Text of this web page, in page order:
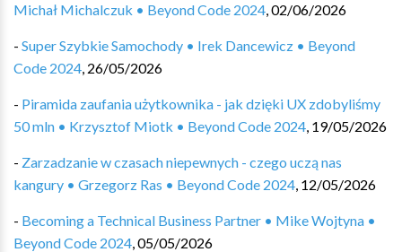
Michał Michalczuk • Beyond Code 2024,02/06/2026
- Super Szybkie Samochody • Irek Dancewicz • Beyond
Code 2024, 26/05/2026
- Piramida zaufania użytkownika - jak dzięki UX zdobyliśmy
50 mln • Krzysztof Miotk • Beyond Code 2024, 19/05/2026
- Zarzadzanie w czasach niepewnych - czego uczą nas
kangury • Grzegorz Ras • Beyond Code 2024, 12/05/2026
- Becoming a Technical Business Partner • Mike Wojtyna •
Beyond Code 2024,05/05/2026